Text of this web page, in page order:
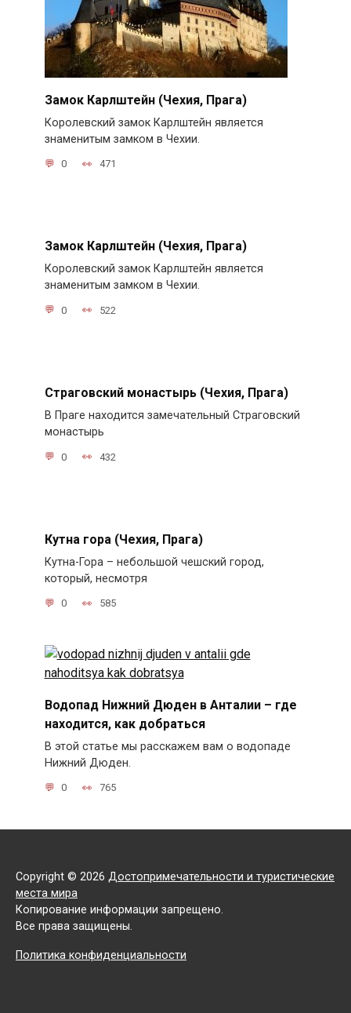
Замок Карлштейн (Чехия, Прага)
Королевский замок Карлштейн является
знаменитым замком в Чехии.
0 471
Замок Карлштейн (Чехия, Прага)
Королевский замок Карлштейн является
знаменитым замком в Чехии.
0 522
Страговский монастырь (Чехия, Прага)
В Праге находится замечательный Страговский
монастырь
0 432
Кутна гора (Чехия, Прага)
Кутна-Гора – небольшой чешский город,
который, несмотря
0 585
Водопад Нижний Дюден в Анталии – где
находится, как добраться
В этой статье мы расскажем вам о водопаде
Нижний Дюден.
0 765
Copyright © 2026 Достопримечательности и туристические
места мира
Копирование информации запрещено.
Все права защищены.
Политика конфиденциальности